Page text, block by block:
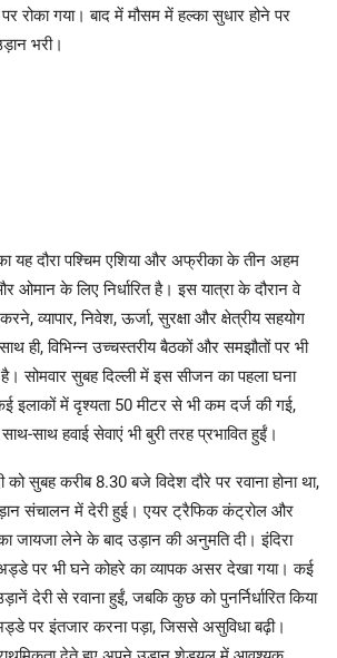
रोका गया। बाद में मौसम में हल्का सुधार होने पर
भरी।
यह दौरा पश्चिम एशिया और अफ्रीका के तीन अहम
ओमान के लिए निर्धारित है। इस यात्रा के दौरान वे
व्यापार, निवेश, ऊर्जा, सुरक्षा और क्षेत्रीय सहयोग
ही, विभिन्न उच्चस्तरीय बैठकों और समझौतों पर भी
है। सोमवार सुबह दिल्ली में इस सीजन का पहला घना
इलाकों में दृश्यता 50 मीटर से भी कम दर्ज की गई,
साथ हवाई सेवाएं भी बुरी तरह प्रभावित हुईं।
को सुबह करीब 8.30 बजे विदेश दौरे पर रवाना होना था,
संचालन में देरी हुई। एयर ट्रैफिक कंट्रोल और
जायजा लेने के बाद उड़ान की अनुमति दी। इंदिरा
अड्डे पर भी घने कोहरे का व्यापक असर देखा गया। कई
देरी से रवाना हुईं, जबकि कुछ को पुनर्निर्धारित किया
पर इंतजार करना पड़ा, जिससे असुविधा बढ़ी।